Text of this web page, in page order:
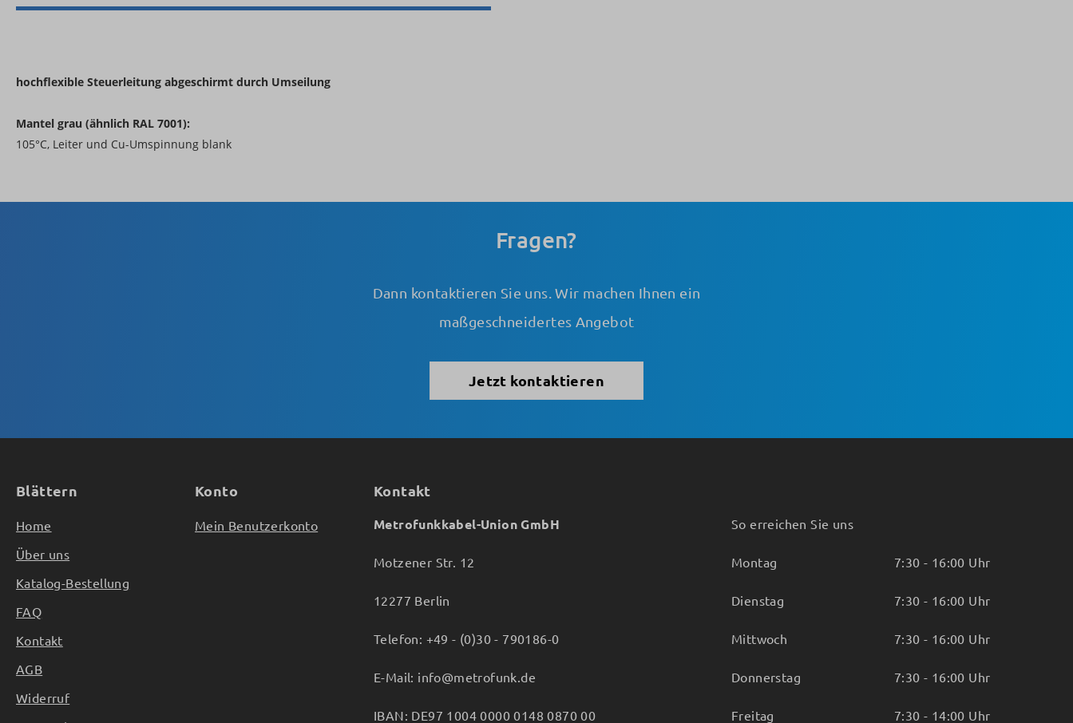
hochflexible Steuerleitung abgeschirmt durch Umseilung
Mantel grau (ähnlich RAL 7001):
105°C, Leiter und Cu-Umspinnung blank
Fragen?
Dann kontaktieren Sie uns. Wir machen Ihnen ein
maßgeschneidertes Angebot
Jetzt kontaktieren
Kontakt
Metrofunkkabel-Union GmbH
Motzener Str. 12
12277 Berlin
Telefon: +49 - (0)30 - 790186-0
E-Mail: info@metrofunk.de
IBAN: DE97 1004 0000 0148 0870 00
So erreichen Sie uns
Montag 7:30 - 16:00 Uhr
Dienstag 7:30 - 16:00 Uhr
Mittwoch 7:30 - 16:00 Uhr
Donnerstag 7:30 - 16:00 Uhr
Freitag 7:30 - 14:00 Uhr
Blättern
Home
Über uns
Katalog-Bestellung
FAQ
Kontakt
AGB
Widerruf
Konto
Mein Benutzerkonto